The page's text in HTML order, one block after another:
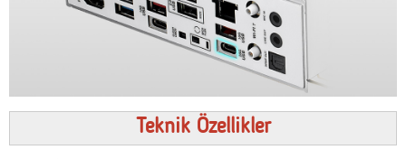
Teknik Özellikler